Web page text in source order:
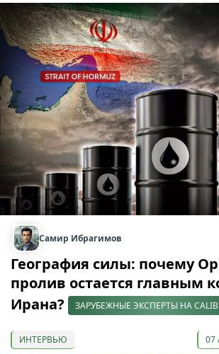
Самир Ибрагимов
География силы: почему
пролив остается главным
Ирана?
ЗАРУБЕЖНЫЕ ЭКСПЕРТЫ НА
ИНТЕРВЬЮ 07